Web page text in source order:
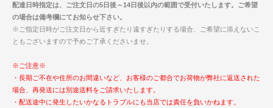
配達日時指定は、ご注文日の5日後～14日後以内の範囲で受付いたします。ご希望
の場合は備考欄にてお知らせ下さい。
※ご指定日時がご注文日から近すぎたり遠すぎたりする場合、ご希望に添えないこ
ともございますので予めご了承くださいませ。
※ご注意※
・長期ご不在や住所のお間違いなど、お客様のご都合でお荷物が弊社に返送された
場合、再発送には別途送料をご請求いたします。
・配送途中に発生したいかなるトラブルにも当店では責任を負いかねます。